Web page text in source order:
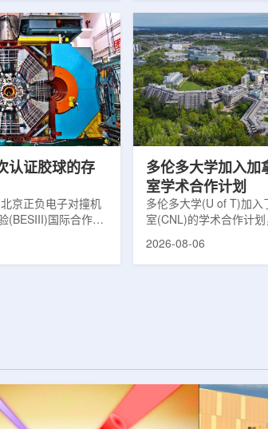
个星系团以及3000
用于研究宇宙加速
。为了实现DES，
台极其灵敏的5.7亿
，并将其安装在位
美国国家科学基金
文台的布兰科4米望
Hahn/费米国家
智能框架，预测微小缺
子器件的性能和寿命。
化图，这是一个基于物
智能框架，它整合了实
高性能计算，用于预测
响微电子器件的性能和
ChatGPT 提供。)微电
智能手机、笔记本电脑
工...
认证胶球的存
京正负电子对撞机
(BESIII)国际合作组
能物理大会(ICHEP
多伦多大学加入加
室学术合作计划
多伦多大学(U of T)加入
室(CNL)的学术合作计
的第十家参与机构。这
2026-08-06